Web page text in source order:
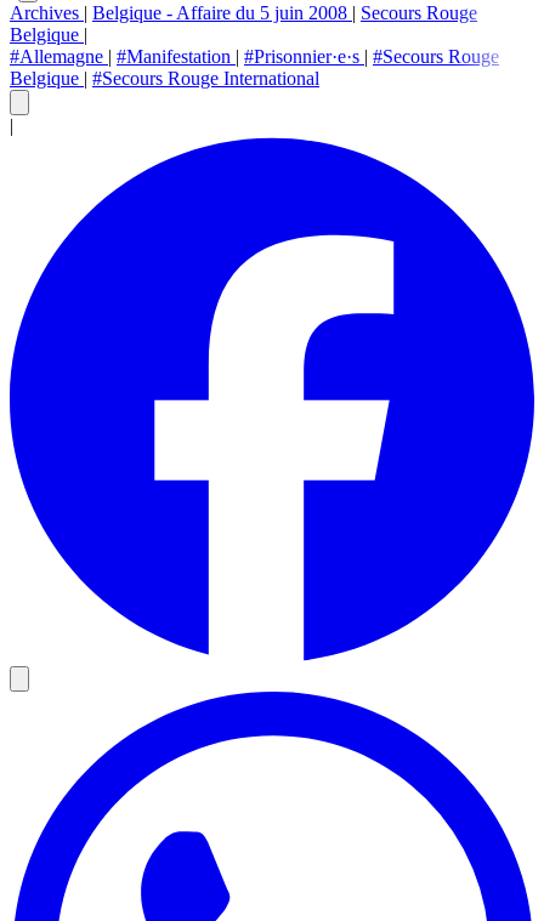
Archives | Belgique - Affaire du 5 juin 2008 | Secours Rouge
Belgique |
#Allemagne | #Manifestation | #Prisonnier·e·s | #Secours Rouge
Belgique | #Secours Rouge International
|